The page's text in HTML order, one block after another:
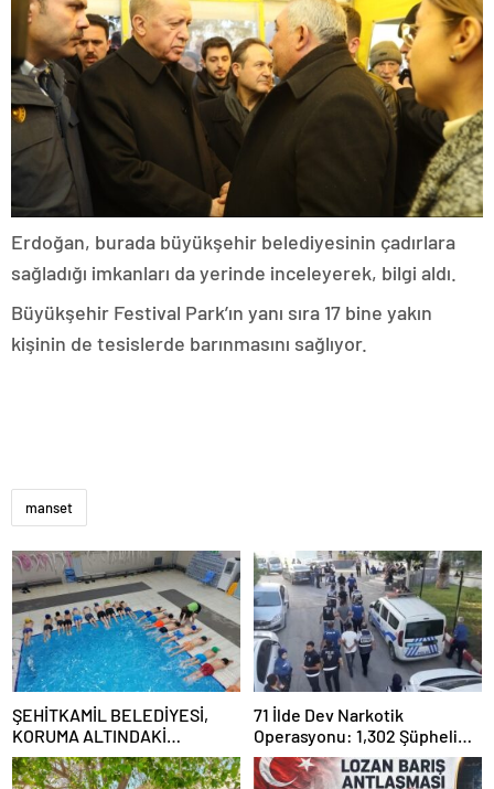
Erdoğan, burada büyükşehir belediyesinin çadırlara
sağladığı imkanları da yerinde inceleyerek, bilgi aldı.
Büyükşehir Festival Park’ın yanı sıra 17 bine yakın
kişinin de tesislerde barınmasını sağlıyor.
manset
ŞEHİTKAMİL BELEDİYESİ,
KORUMA ALTINDAKİ
ÇOCUKLARI SPORLA
BULUŞTURUYOR
71 İlde Dev Narkotik
Operasyonu: 1,302 Şüpheli
Yakalandı, 844 Tutuklama